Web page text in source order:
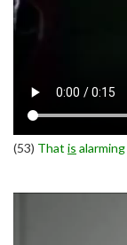
(53) That is alarming